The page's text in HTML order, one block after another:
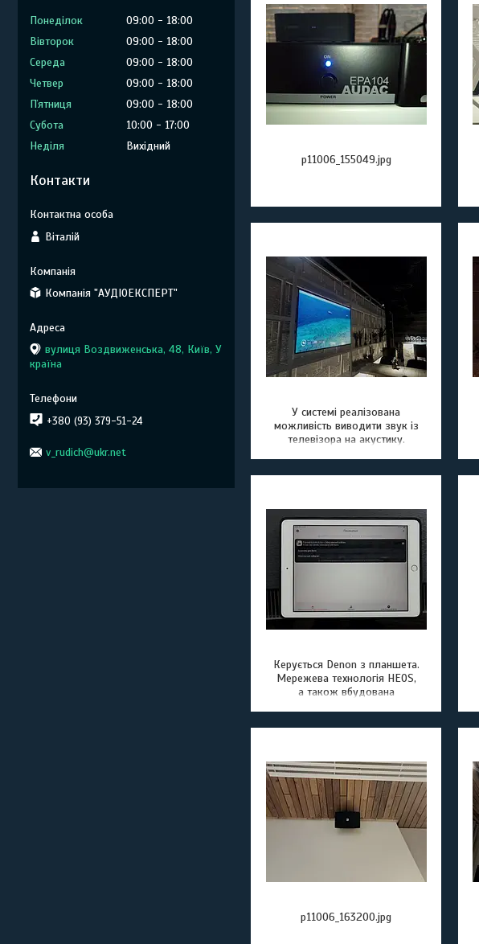
p11006_155049.jpg
У системі реалізована
можливість виводити звук із
телевізора на акустику.
перетворювача CYP
подається через RCA
інтерфейс в мікшерний пульт
Керується Denon з планшета.
Мережева технологія HEOS,
а також вбудована
пристроїв
p11006_163200.jpg
Понеділок 09:00
18:00
Вівторок
09:00
18:00
Середа
09:00
18:00
Четвер
09:00
18:00
Пʼятниця
09:00
18:00
Субота
10:00
17:00
Неділя
Вихідний
Контакти
Віталій
Компанія "АУДІОЕКСПЕРТ"
вулиця Воздвиженська, 48, Київ, У
країна
+380 (93) 379-51-24
v_rudich@ukr.net